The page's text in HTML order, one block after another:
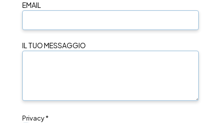
EMAIL
IL TUO MESSAGGIO
Privacy *